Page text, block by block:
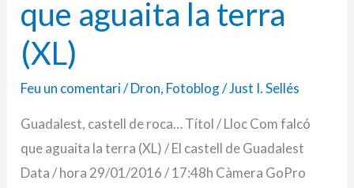
que aguaita la terra
(XL)
Feu un comentari/Dron, Fotoblog/Just I. Sellés
Guadalest, castell de roca… Títol / Lloc Com falcó
que aguaita la terra (XL) / El castell de Guadalest
Data / hora 29/01/2016 / 17:48h Càmera GoPro